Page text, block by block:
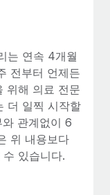
와의 통합과
Plus
디서든 업무에 가
급하도록 돕는 것
는 연속 4개월
전부터 언제든
위해 의료 전문
더 일찍 시작할
관계없이 6
위 내용보다
있습니다.